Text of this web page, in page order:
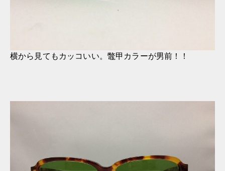
横から見てもカッコいい。鼈甲カラーが男前！！